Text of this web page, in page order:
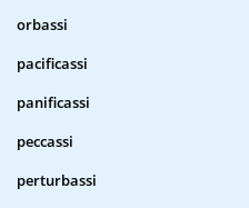
orbassi
pacificassi
panificassi
peccassi
perturbassi